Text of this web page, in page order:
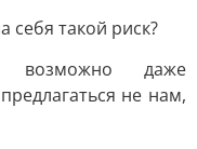
себя такой риск?
возможно даже
не нам,